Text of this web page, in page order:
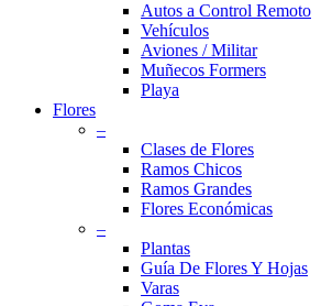
Autos a Control Remoto
Vehículos
Aviones / Militar
Muñecos Formers
Playa
Flores
–
Clases de Flores
Ramos Chicos
Ramos Grandes
Flores Económicas
–
Plantas
Guía De Flores Y Hojas
Varas